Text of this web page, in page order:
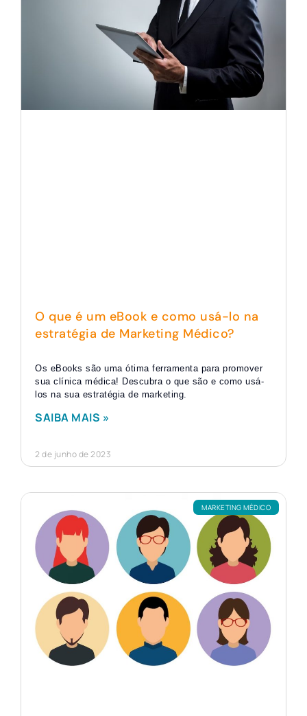
O que é um eBook e como usá-lo na
estratégia de Marketing Médico?
Os eBooks são uma ótima ferramenta para promover
sua clínica médica! Descubra o que são e como usá-
los na sua estratégia de marketing.
SAIBA MAIS »
2 de junho de 2023
MARKETING MÉDICO